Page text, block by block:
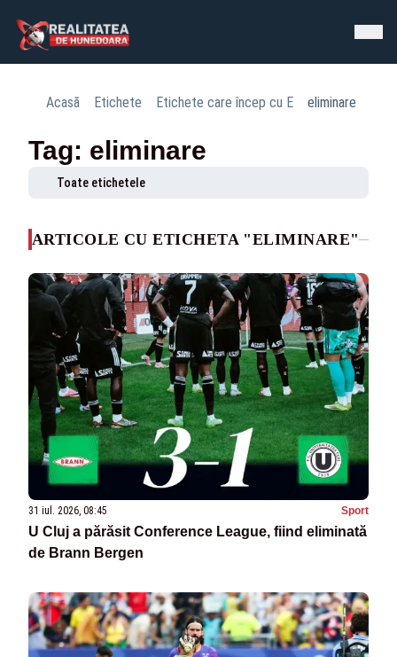
Acasă Etichete Etichete care încep cu E eliminare
Tag: eliminare
Toate etichetele
ARTICOLE CU ETICHETA "ELIMINARE"
31 iul. 2026, 08:45 Sport
U Cluj a părăsit Conference League, fiind eliminată
de Brann Bergen